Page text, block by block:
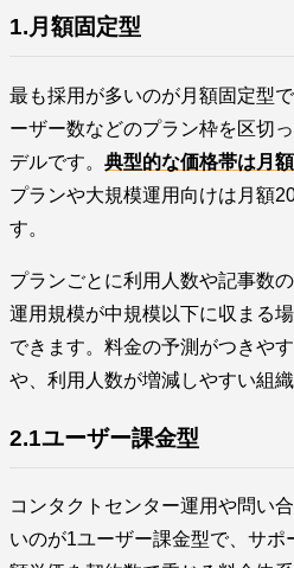
1.月額固定型
最も採用が多いのが月額固定型
ーザー数などのプラン枠を区切
デルです。 典型的な価格帯は月
プランや大規模運用向けは月額
す。
プランごとに利用人数や記事数
運用規模が中規模以下に収まる
できます。料金の予測がつきや
や、利用人数が増減しやすい組
2.1ユーザー課金型
コンタクトセンター運用や問い
いのが1ユーザー課金型で、サポ